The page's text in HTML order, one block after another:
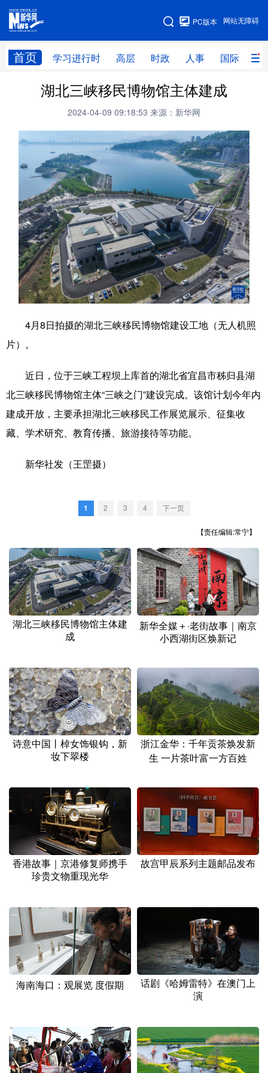
网站无障碍
PC版本
首页 学习进行时 高层 时政 人事 国际 财
网站地图
学习进行时 高层 时政 人事
财经 网评
台湾 思客智库 全球连线 教育
科技 量子 体育
文化 书画 军事
访谈 视频 图片 政务
法律 中央文件 金融 汽车
食品 人居 信息化 数字经济
学术中国 乡村振兴 银龄 溯源中国
文化产业
地方频道
北京 天津
安徽 福建
湖南
广东 广西 海南 重庆
四川 贵州 云南 西藏
陕西 甘肃 青海 宁夏
黑龙江
多语种频道
English Español Français عربى
Русский язык 日本語 한국어
Deutsch Português
湖北三峡移民博物馆主体建成
2024-04-09 09:18:53 来源：新华网
4月8日拍摄的湖北三峡移民博物馆建设工地（无人机照
片）。
近日，位于三峡工程坝上库首的湖北省宜昌市秭归县湖
北三峡移民博物馆主体“三峡之门”建设完成。该馆计划今年内
建成开放，主要承担湖北三峡移民工作展览展示、征集收
藏、学术研究、教育传播、旅游接待等功能。
新华社发（王罡摄）
1 2 3 4 下一页
【责任编辑:常宁】
湖北三峡移民博物馆主体建
成
新华全媒＋·老街故事｜南京
小西湖街区焕新记
诗意中国丨棹女饰银钩，新
妆下翠楼
浙江金华：千年贡茶焕发新
生 一片茶叶富一方百姓
香港故事｜京港修复师携手
珍贵文物重现光华
故宫甲辰系列主题邮品发布
海南海口：观展览 度假期
话剧《哈姆雷特》在澳门上
演